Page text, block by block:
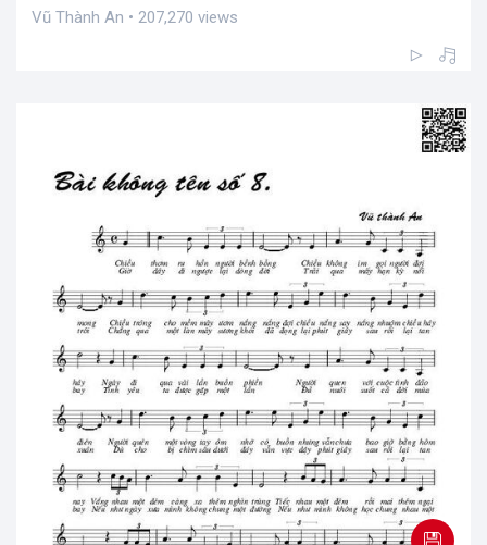
Vũ Thành An • 207,270 views